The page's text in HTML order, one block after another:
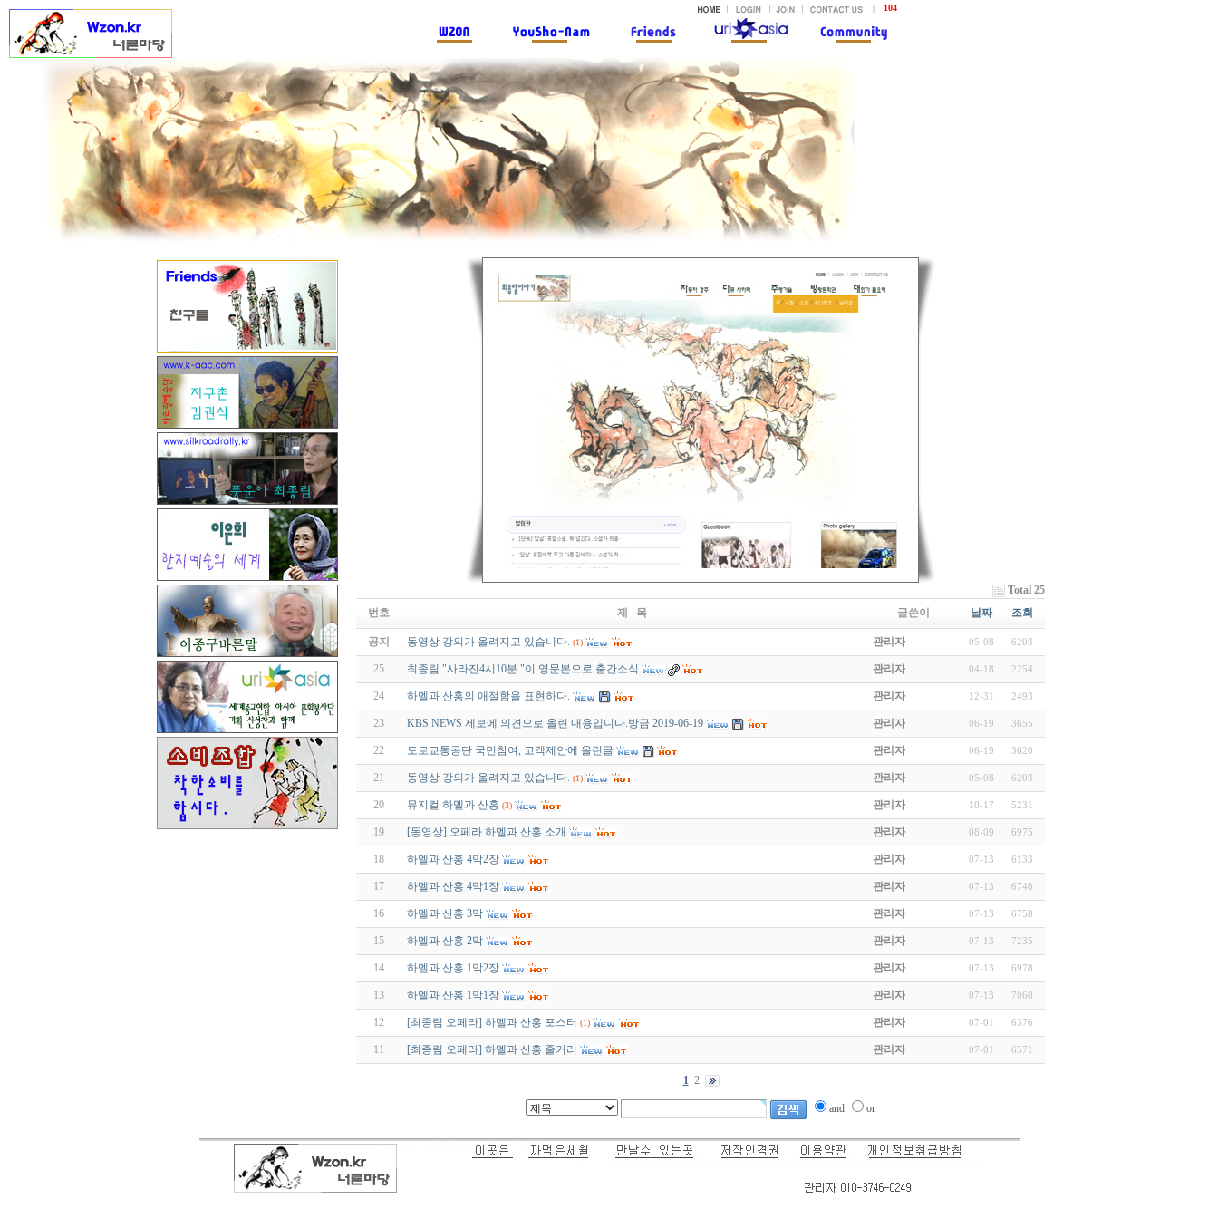
| 104
Total 25
번호
제 목 글쓴이 날짜 조회
공지 동영상 강의가 올려지고 있습니다. (1) 관리자 05-08 6203
25 최종림 "사라진4시10분 "이 영문본으로 출간소식 관리자 04-18 2254
24 하멜과 산홍의 애절함을 표현하다. 관리자 12-31 2493
23 KBS NEWS 제보에 의견으로 올린 내용입니다.방금 2019-06-19 관리자 06-19 3655
22 도로교통공단 국민참여, 고객제안에 올린글 관리자 06-19 3620
21 동영상 강의가 올려지고 있습니다. (1) 관리자 05-08 6203
20 뮤지컬 하멜과 산홍 (3) 관리자 10-17 5231
19 [동영상] 오페라 하멜과 산홍 소개 관리자 08-09 6975
18 하멜과 산홍 4막2장 관리자 07-13 6133
17 하멜과 산홍 4막1장 관리자 07-13 6748
16 하멜과 산홍 3막 관리자 07-13 6758
15 하멜과 산홍 2막 관리자 07-13 7235
14 하멜과 산홍 1막2장 관리자 07-13 6978
13 하멜과 산홍 1막1장 관리자 07-13 7060
12 [최종림 오페라] 하멜과 산홍 포스터 (1) 관리자 07-01 6376
11 [최종림 오페라] 하멜과 산홍 줄거리 관리자 07-01 6571
1 2
and or